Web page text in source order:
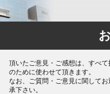
頂いたご意見・ご感想は、すべ
のために使わせて頂きます。
なお、ご質問・ご意見に関して
承下さい。